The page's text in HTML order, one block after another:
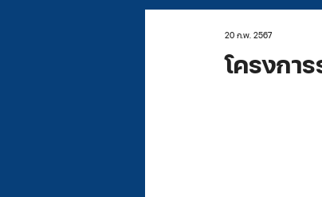
พันธกิจผู้สำเร็จการศึกษา
โครงกา
20 ก.พ. 2567